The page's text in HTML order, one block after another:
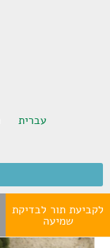
עברית
לקביעת תור לבדיקת
שמיעה